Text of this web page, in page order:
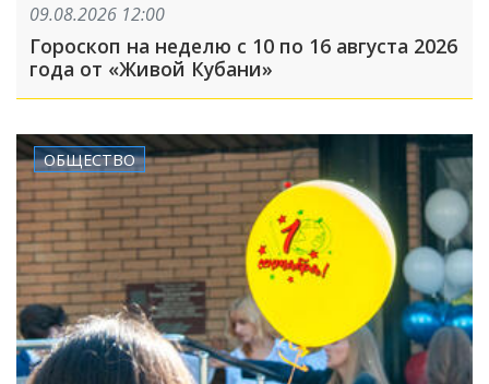
09.08.2026 12:00
Гороскоп на неделю с 10 по 16 августа 2026
года от «Живой Кубани»
ОБЩЕСТВО